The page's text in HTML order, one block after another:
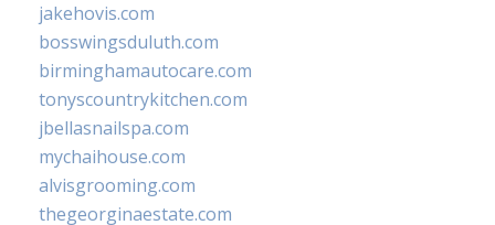
jakehovis.com
bosswingsduluth.com
birminghamautocare.com
tonyscountrykitchen.com
jbellasnailspa.com
mychaihouse.com
alvisgrooming.com
thegeorginaestate.com